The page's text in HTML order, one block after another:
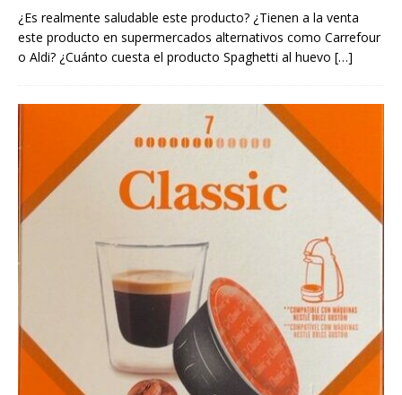
¿Es realmente saludable este producto? ¿Tienen a la venta
este producto en supermercados alternativos como Carrefour
o Aldi? ¿Cuánto cuesta el producto Spaghetti al huevo […]